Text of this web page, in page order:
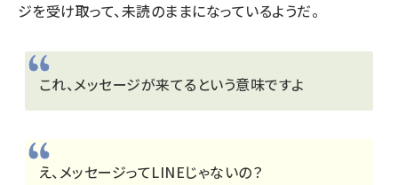
ジを受け取って、未読のままになっているようだ。
これ、メッセージが来てるという意味ですよ
え、メッセージってLINEじゃないの？